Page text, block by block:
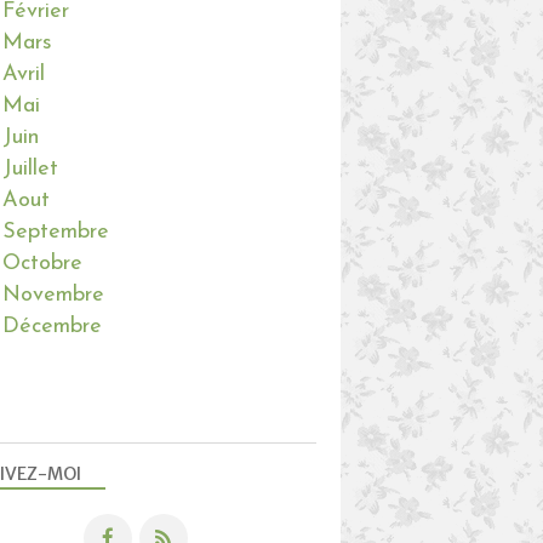
MOI
Février
Mars
Avril
Mai
Juin
Juillet
Aout
Septembre
Octobre
Novembre
Décembre